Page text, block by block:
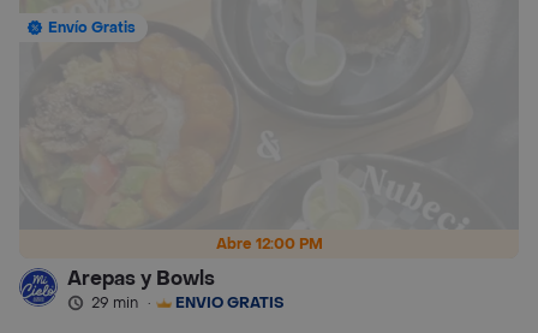
Abre 12:00 PM
Envío Gratis
Arepas y Bowls
29 min · ENVÍO GRATIS